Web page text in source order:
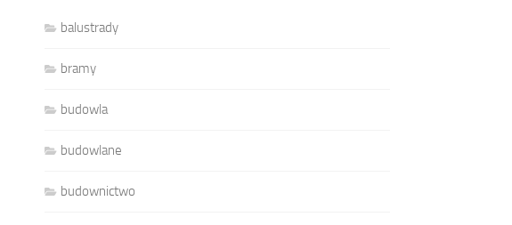
balustrady
bramy
budowla
budowlane
budownictwo